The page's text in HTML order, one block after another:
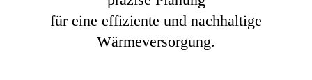
für eine effiziente und nachhaltige
Wärmeversorgung.